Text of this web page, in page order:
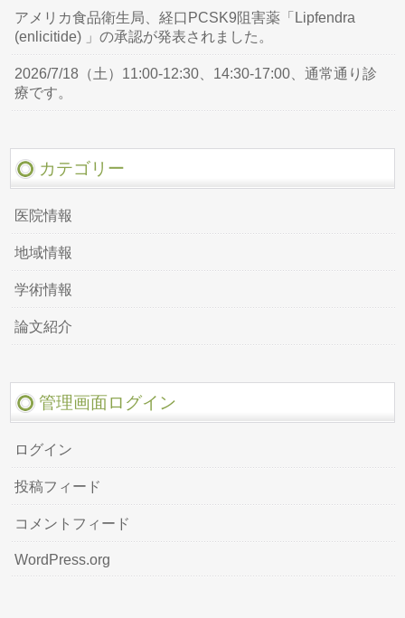
アメリカ食品衛生局、経口PCSK9阻害薬「Lipfendra
(enlicitide) 」の承認が発表されました。
2026/7/18（土）11:00-12:30、14:30-17:00、通常通り診
療です。
カテゴリー
医院情報
地域情報
学術情報
論文紹介
管理画面ログイン
ログイン
投稿フィード
コメントフィード
WordPress.org